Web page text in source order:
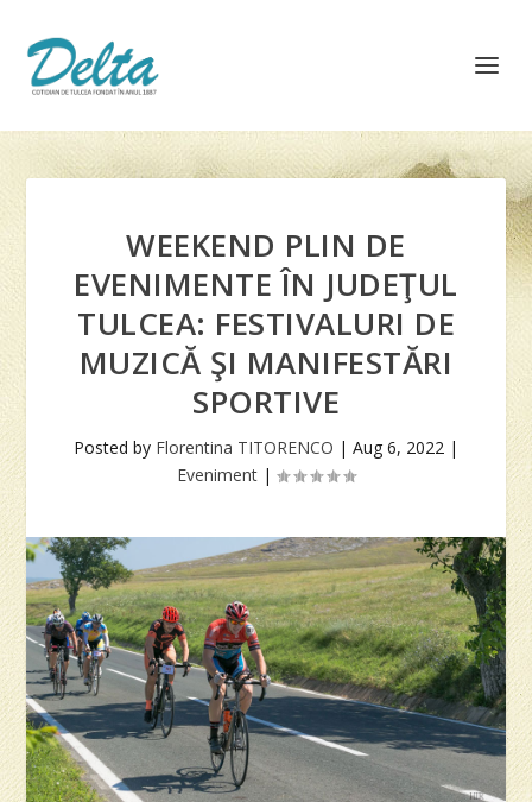
WEEKEND PLIN DE
EVENIMENTE ÎN JUDEŢUL
TULCEA: FESTIVALURI DE
MUZICĂ ŞI MANIFESTĂRI
SPORTIVE
Posted by Florentina TITORENCO | Aug 6, 2022 |
Eveniment |